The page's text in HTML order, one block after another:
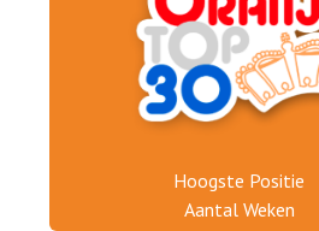
Hoogste Positie
Aantal Weken